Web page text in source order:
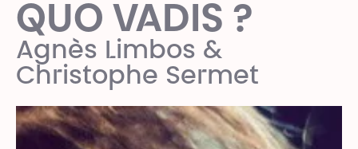
QUO VADIS ?
Agnès Limbos &
Christophe Sermet